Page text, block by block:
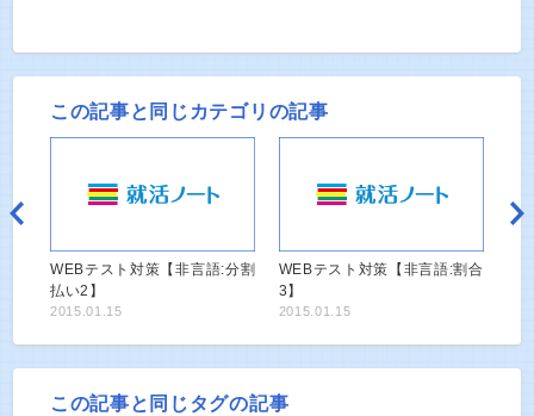
この記事と同じカテゴリの記事
WEBテスト対策【非言語:分割
払い2】
2015.01.15
WEBテスト対策【非言語:割合
3】
2015.01.15
この記事と同じタグの記事